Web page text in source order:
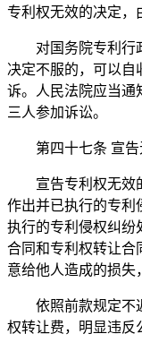
专利权无效的决定，
对国务院专利行
决定不服的，可以自
诉。人民法院应当通
三人参加诉讼。
第四十七条 宣
宣告专利权无效
作出并已执行的专利
执行的专利侵权纠纷
合同和专利权转让合
意给他人造成的损失
依照前款规定不
权转让费，明显违反